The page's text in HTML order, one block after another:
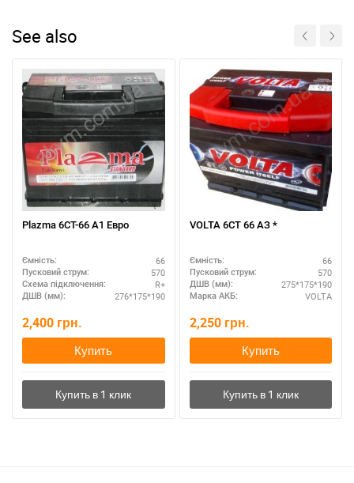
See also
Plazma 6СТ-66 А1 Евро
Ємність: 66
Пусковий струм: 570
Схема підключення: R+
ДШВ (мм): 276*175*190
2,400 грн.
Купить
VOLTA 6СТ 66 АЗ *
Ємність: 66
Пусковий струм: 570
ДШВ (мм): 275*175*190
Марка АКБ: VOLTA
2,250 грн.
Купить